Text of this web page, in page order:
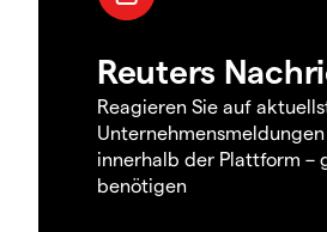
Reuters
Reagieren Sie auf
innerhalb der Plattform –
benötigen